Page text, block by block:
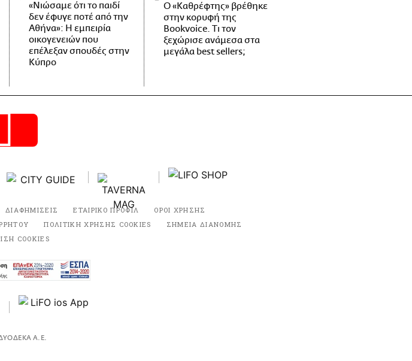
«Νιώσαμε ότι το παιδί
δεν έφυγε ποτέ από την
Αθήνα»: Η εμπειρία
οικογενειών που
επέλεξαν σπουδές στην
Κύπρο
Ο «Καθρέφτης» βρέθηκε
στην κορυφή της
Bookvoice. Τι τον
ξεχώρισε ανάμεσα στα
μεγάλα best sellers;
ΔΙΑΦΗΜΙΣΕΙΣ ΕΤΑΙΡΙΚΟ ΠΡΟΦΙΛ
ΟΡΟΙ ΧΡΗΣΗΣ
ΠΟΛΙΤΙΚΗ ΧΡΗΣΗΣ COOKIES
ΣΗΜΕΙΑ ΔΙΑΝΟΜΗΣ
COOKIES
Α.Ε.